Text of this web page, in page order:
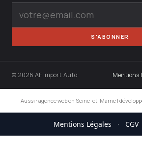
S'ABONNER
© 2026 AF Import Auto Mentions
Aussi : agence web en Seine-et-Marne|
Mentions Légales · CGV